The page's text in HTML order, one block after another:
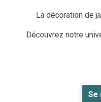
La décoration de
Découvrez notre
Se